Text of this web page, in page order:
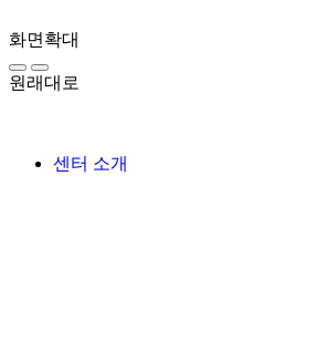
화면확대
원래대로
센터 소개